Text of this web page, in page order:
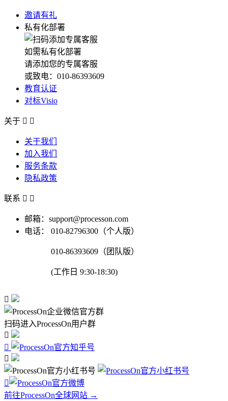
邀请有礼
私有化部署
如需私有化部署
请添加您的专属客服
或致电：010-86393609
教育认证
对标Visio
关于  
关于我们
加入我们
服务条款
隐私政策
联系  
邮箱：support@processon.com
电话：
010-82796300（个人版）
010-86393609（团队版）
(工作日 9:30-18:30)

扫码进入ProcessOn用户群




前往ProcessOn全球网站 →